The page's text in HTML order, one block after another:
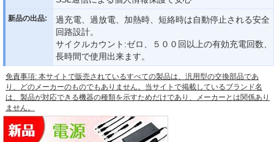
新品の出品:
過充電、過放電、加熱時、短絡時は自動停止される安全
回路設計。
サイクルカウント:ゼロ、５００回以上の有効充電回数、
長時間で使用出来ます。
免責事項: 本サイトで販売されているすべての製品は、汎用型の交換部品であ
り、どのメーカーのものでもありません。当サイトで掲載しているブランド名
は、製品が対応できる機器の種類を示すためだけであり、メーカーとは関係あり
ません。